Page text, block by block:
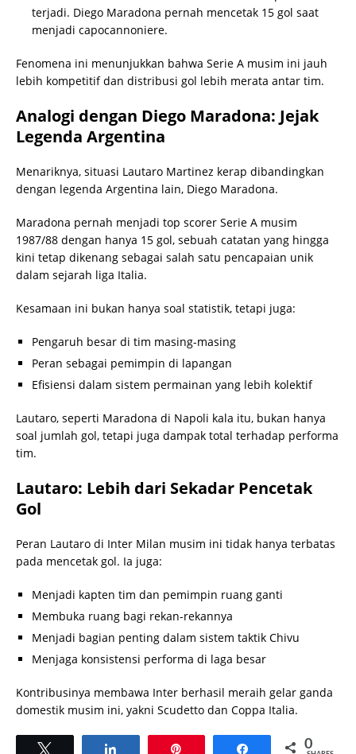
terjadi. Diego Maradona pernah mencetak 15 gol saat
menjadi capocannoniere.
Fenomena ini menunjukkan bahwa Serie A musim ini jauh
lebih kompetitif dan distribusi gol lebih merata antar tim.
Analogi dengan Diego Maradona: Jejak
Legenda Argentina
Menariknya, situasi Lautaro Martinez kerap dibandingkan
dengan legenda Argentina lain, Diego Maradona.
Maradona pernah menjadi top scorer Serie A musim
1987/88 dengan hanya 15 gol, sebuah catatan yang hingga
kini tetap dikenang sebagai salah satu pencapaian unik
dalam sejarah liga Italia.
Kesamaan ini bukan hanya soal statistik, tetapi juga:
Pengaruh besar di tim masing-masing
Peran sebagai pemimpin di lapangan
Efisiensi dalam sistem permainan yang lebih kolektif
Lautaro, seperti Maradona di Napoli kala itu, bukan hanya
soal jumlah gol, tetapi juga dampak total terhadap performa
tim.
Lautaro: Lebih dari Sekadar Pencetak
Gol
Peran Lautaro di Inter Milan musim ini tidak hanya terbatas
pada mencetak gol. Ia juga:
Menjadi kapten tim dan pemimpin ruang ganti
Membuka ruang bagi rekan-rekannya
Menjadi bagian penting dalam sistem taktik Chivu
Menjaga konsistensi performa di laga besar
Kontribusinya membawa Inter berhasil meraih gelar ganda
domestik musim ini, yakni Scudetto dan Coppa Italia.
Share 0